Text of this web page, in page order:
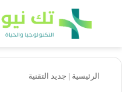
بحث عن
الرئيسية | جديد التقنية